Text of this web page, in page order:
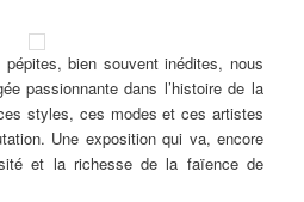
bien souvent inédites, nous
passionnante dans l’histoire de la
styles, ces modes et ces artistes
Une exposition qui va, encore
et la richesse de la faïence de